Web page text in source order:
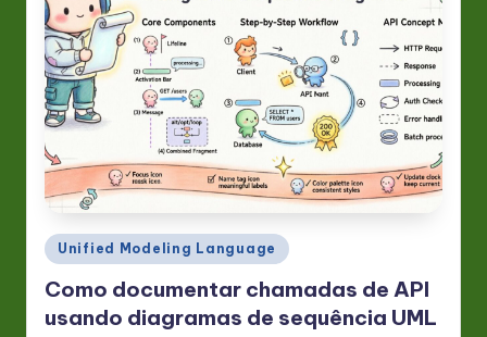
Posted
in
Unified Modeling Language
Como documentar chamadas de API
usando diagramas de sequência UML